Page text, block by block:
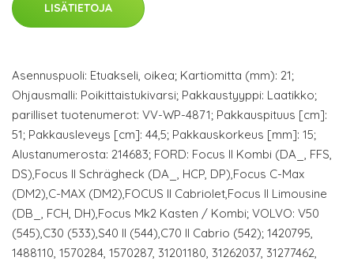
LISÄTIETOJA
Asennuspuoli: Etuakseli, oikea; Kartiomitta (mm): 21;
Ohjausmalli: Poikittaistukivarsi; Pakkaustyyppi: Laatikko;
parilliset tuotenumerot: VV-WP-4871; Pakkauspituus [cm]:
51; Pakkausleveys [cm]: 44,5; Pakkauskorkeus [mm]: 15;
Alustanumerosta: 214683; FORD: Focus II Kombi (DA_, FFS,
DS),Focus II Schrägheck (DA_, HCP, DP),Focus C-Max
(DM2),C-MAX (DM2),FOCUS II Cabriolet,Focus II Limousine
(DB_, FCH, DH),Focus Mk2 Kasten / Kombi; VOLVO: V50
(545),C30 (533),S40 II (544),C70 II Cabrio (542); 1420795,
1488110, 1570284, 1570287, 31201180, 31262037, 31277462,